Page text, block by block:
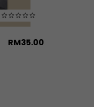
RM35.00